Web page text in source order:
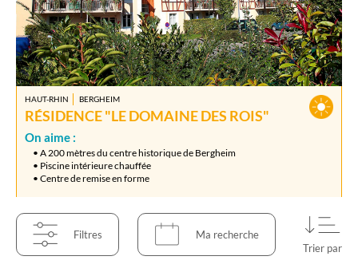
Filtres
Ma recherche
Trier par
HAUT-RHIN BERGHEIM
RÉSIDENCE "LE DOMAINE DES ROIS"
On aime :
• A 200 mètres du centre historique de Bergheim
• Piscine intérieure chauffée
• Centre de remise en forme
Location à la semaine
A partir de 489€
LONGS SÉJOURS ÉTÉ PROMOS